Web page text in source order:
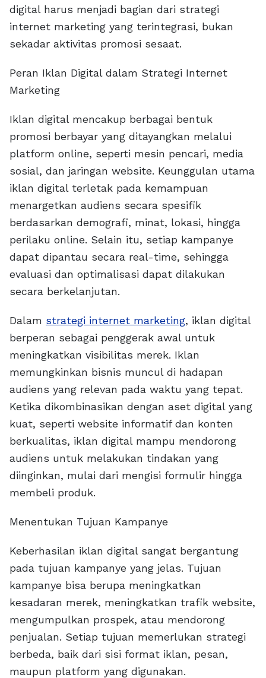
digital harus menjadi bagian dari strategi
internet marketing yang terintegrasi, bukan
sekadar aktivitas promosi sesaat.
Peran Iklan Digital dalam Strategi Internet
Marketing
Iklan digital mencakup berbagai bentuk
promosi berbayar yang ditayangkan melalui
platform online, seperti mesin pencari, media
sosial, dan jaringan website. Keunggulan utama
iklan digital terletak pada kemampuan
menargetkan audiens secara spesifik
berdasarkan demografi, minat, lokasi, hingga
perilaku online. Selain itu, setiap kampanye
dapat dipantau secara real-time, sehingga
evaluasi dan optimalisasi dapat dilakukan
secara berkelanjutan.
Dalam strategi internet marketing, iklan digital
berperan sebagai penggerak awal untuk
meningkatkan visibilitas merek. Iklan
memungkinkan bisnis muncul di hadapan
audiens yang relevan pada waktu yang tepat.
Ketika dikombinasikan dengan aset digital yang
kuat, seperti website informatif dan konten
berkualitas, iklan digital mampu mendorong
audiens untuk melakukan tindakan yang
diinginkan, mulai dari mengisi formulir hingga
membeli produk.
Menentukan Tujuan Kampanye
Keberhasilan iklan digital sangat bergantung
pada tujuan kampanye yang jelas. Tujuan
kampanye bisa berupa meningkatkan
kesadaran merek, meningkatkan trafik website,
mengumpulkan prospek, atau mendorong
penjualan. Setiap tujuan memerlukan strategi
berbeda, baik dari sisi format iklan, pesan,
maupun platform yang digunakan.